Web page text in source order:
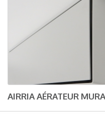
AIRRIA AÉRATEUR